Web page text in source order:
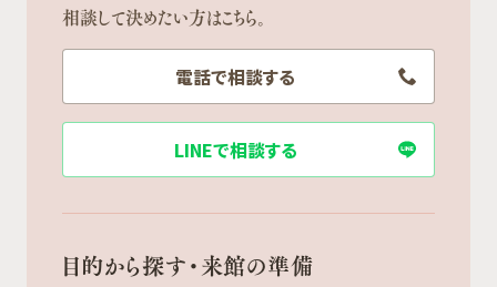
相談して決めたい方はこちら。
電話で相談する
LINEで相談する
目的から探す・来館の準備